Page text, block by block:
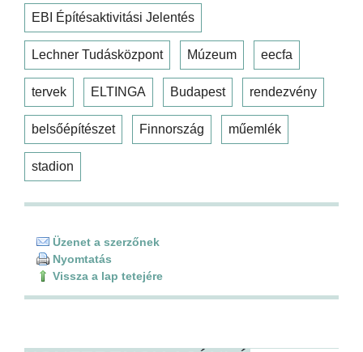
EBI Építésaktivitási Jelentés
Lechner Tudásközpont Múzeum eecfa
tervek ELTINGA Budapest rendezvény
belsőépítészet Finnország műemlék
stadion
Üzenet a szerzőnek
Nyomtatás
Vissza a lap tetejére